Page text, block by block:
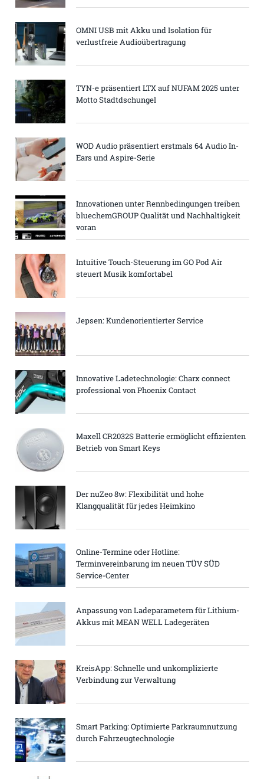
OMNI USB mit Akku und Isolation für
verlustfreie Audioübertragung
TYN-e präsentiert LTX auf NUFAM 2025 unter
Motto Stadtdschungel
WOD Audio präsentiert erstmals 64 Audio In-
Ears und Aspire-Serie
Innovationen unter Rennbedingungen treiben
bluechemGROUP Qualität und Nachhaltigkeit
voran
Intuitive Touch-Steuerung im GO Pod Air
steuert Musik komfortabel
Jepsen: Kundenorientierter Service
Innovative Ladetechnologie: Charx connect
professional von Phoenix Contact
Maxell CR2032S Batterie ermöglicht effizienten
Betrieb von Smart Keys
Der nuZeo 8w: Flexibilität und hohe
Klangqualität für jedes Heimkino
Online-Termine oder Hotline:
Terminvereinbarung im neuen TÜV SÜD
Service-Center
Anpassung von Ladeparametern für Lithium-
Akkus mit MEAN WELL Ladegeräten
KreisApp: Schnelle und unkomplizierte
Verbindung zur Verwaltung
Smart Parking: Optimierte Parkraumnutzung
durch Fahrzeugtechnologie